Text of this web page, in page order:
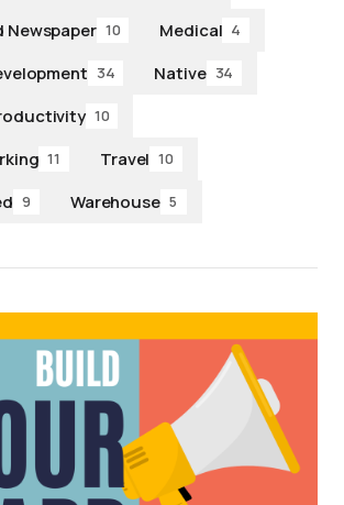
Newspaper 10 Medical 4
34 Native 34
10
11 Travel 10
9 Warehouse 5